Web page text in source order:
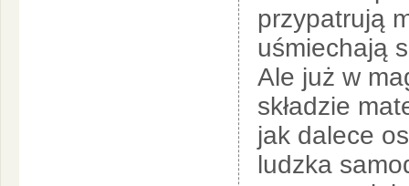
przypatrują
uśmiechają
Ale już w
składzie
jak dalece
ludzka